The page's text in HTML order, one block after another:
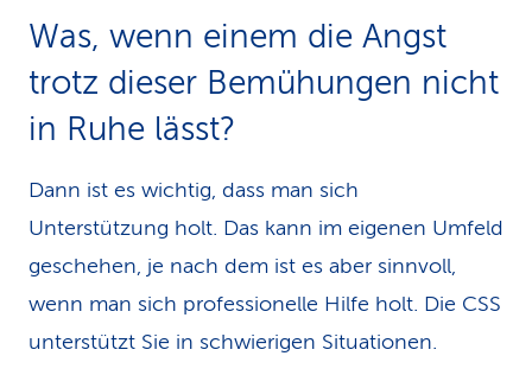
Was, wenn einem die Angst
trotz dieser Bemühungen nicht
in Ruhe lässt?
Dann ist es wichtig, dass man sich
Unterstützung holt. Das kann im eigenen Umfeld
geschehen, je nach dem ist es aber sinnvoll,
wenn man sich professionelle Hilfe holt. Die CSS
unterstützt Sie in schwierigen Situationen.